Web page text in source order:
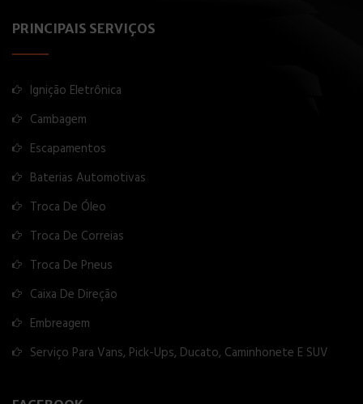
PRINCIPAIS SERVIÇOS
Ignição Eletrônica
Cambagem
Escapamentos
Baterias Automotivas
Troca De Óleo
Troca De Correias
Troca De Pneus
Caixa De Direção
Embreagem
Serviço Para Vans, Pick-Ups, Ducato, Caminhonete E SUV